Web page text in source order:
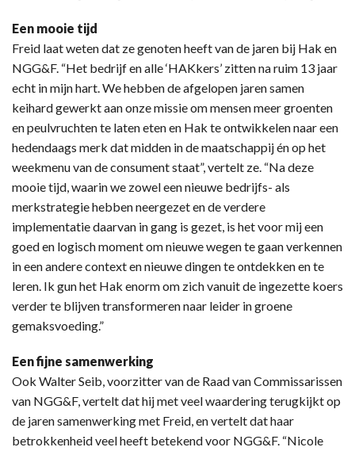
Een mooie tijd
Freid laat weten dat ze genoten heeft van de jaren bij Hak en
NGG&F. “Het bedrijf en alle ‘HAKkers’ zitten na ruim 13 jaar
echt in mijn hart. We hebben de afgelopen jaren samen
keihard gewerkt aan onze missie om mensen meer groenten
en peulvruchten te laten eten en Hak te ontwikkelen naar een
hedendaags merk dat midden in de maatschappij én op het
weekmenu van de consument staat”, vertelt ze. “Na deze
mooie tijd, waarin we zowel een nieuwe bedrijfs- als
merkstrategie hebben neergezet en de verdere
implementatie daarvan in gang is gezet, is het voor mij een
goed en logisch moment om nieuwe wegen te gaan verkennen
in een andere context en nieuwe dingen te ontdekken en te
leren. Ik gun het Hak enorm om zich vanuit de ingezette koers
verder te blijven transformeren naar leider in groene
gemaksvoeding.”
Een fijne samenwerking
Ook Walter Seib, voorzitter van de Raad van Commissarissen
van NGG&F, vertelt dat hij met veel waardering terugkijkt op
de jaren samenwerking met Freid, en vertelt dat haar
betrokkenheid veel heeft betekend voor NGG&F. “Nicole